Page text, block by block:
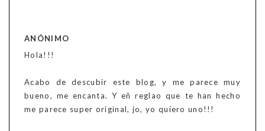
ANÓNIMO
Hola!!!
Acabo de descubir este blog, y me parece muy
bueno, me encanta. Y eñ reglao que te han hecho
me parece super original, jo, yo quiero uno!!!